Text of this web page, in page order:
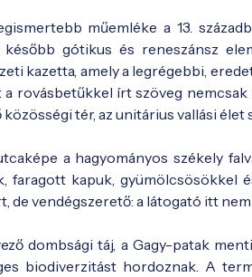
műemléke a 13.
később gótikus és reneszánsz
kazetta, amely a legrégebbi,
a rovásbetűkkel írt szöveg
közösségi tér, az unitárius vallási élet
a hagyományos székely
faragott kapuk, gyümölcsösökkel
de vendégszerető: a látogató itt
dombsági táj, a Gagy-patak
biodiverzitást hordoznak. A